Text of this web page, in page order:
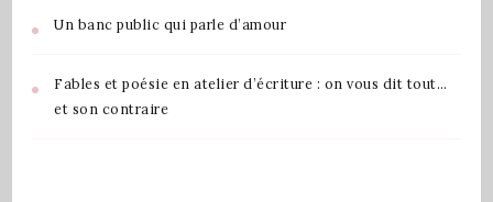
Un banc public qui parle d’amour
Fables et poésie en atelier d’écriture : on vous dit tout…
et son contraire